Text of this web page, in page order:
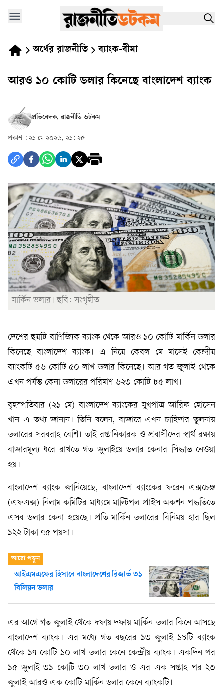
অর্থের রাজনীতি ব্যাংক-বীমা
আরও ১০ কোটি ডলার কিনেছে বাংলাদেশ ব্যাংক
প্রতিবেদক, রাজনীতি ডটকম
প্রকাশ : ২১ মে ২০২৬, ২১: ২৫
মার্কিন ডলার। ছবি: সংগৃহীত
দেশের ছয়টি বাণিজ্যিক ব্যাংক থেকে আরও ১০ কোটি মার্কিন ডলার
কিনেছে বাংলাদেশ ব্যাংক। এ নিয়ে কেবল মে মাসেই কেন্দ্রীয়
ব্যাংকটি ৫৬ কোটি ৫০ লাখ ডলার কিনেছে। আর গত জুলাই থেকে
এখন পর্যন্ত কেনা ডলারের পরিমাণ ৬২৩ কোটি ৮৫ লাখ।
বৃহস্পতিবার (২১ মে) বাংলাদেশ ব্যাংকের মুখপাত্র আরিফ হোসেন
খান এ তথ্য জানান। তিনি বলেন, বাজারে এখন চাহিদার তুলনায়
ডলারের সরবরাহ বেশি। তাই রপ্তানিকারক ও প্রবাসীদের স্বার্থ রক্ষায়
বাজারমূল্য ধরে রাখতে গত জুলাইয়ে ডলার কেনার সিদ্ধান্ত নেওয়া
হয়।
বাংলাদেশ ব্যাংক জানিয়েছে, বাংলাদেশ ব্যাংকের ফরেন এক্সচেঞ্জ
(এফএক্স) নিলাম কমিটির মাধ্যমে মাল্টিপল প্রাইস অকশন পদ্ধতিতে
এসব ডলার কেনা হয়েছে। প্রতি মার্কিন ডলারের বিনিময় হার ছিল
১২২ টাকা ৭৫ পয়সা।
আইএমএফের হিসাবে বাংলাদেশের রিজার্ভ ৩১
বিলিয়ন ডলার
এর আগে গত জুলাই থেকে দফায় দফায় মার্কিন ডলার কিনে আসছে
বাংলাদেশ ব্যাংক। এর মধ্যে গত বছরের ১৩ জুলাই ১৮টি ব্যাংক
থেকে ১৭ কোটি ১০ লাখ ডলার কেনে কেন্দ্রীয় ব্যাংক। একদিন পর
১৫ জুলাই ৩১ কোটি ৩০ লাখ ডলার ও এর এক সপ্তাহ পর ২৩
জুলাই আরও এক কোটি মার্কিন ডলার কেনে ব্যাংকটি।